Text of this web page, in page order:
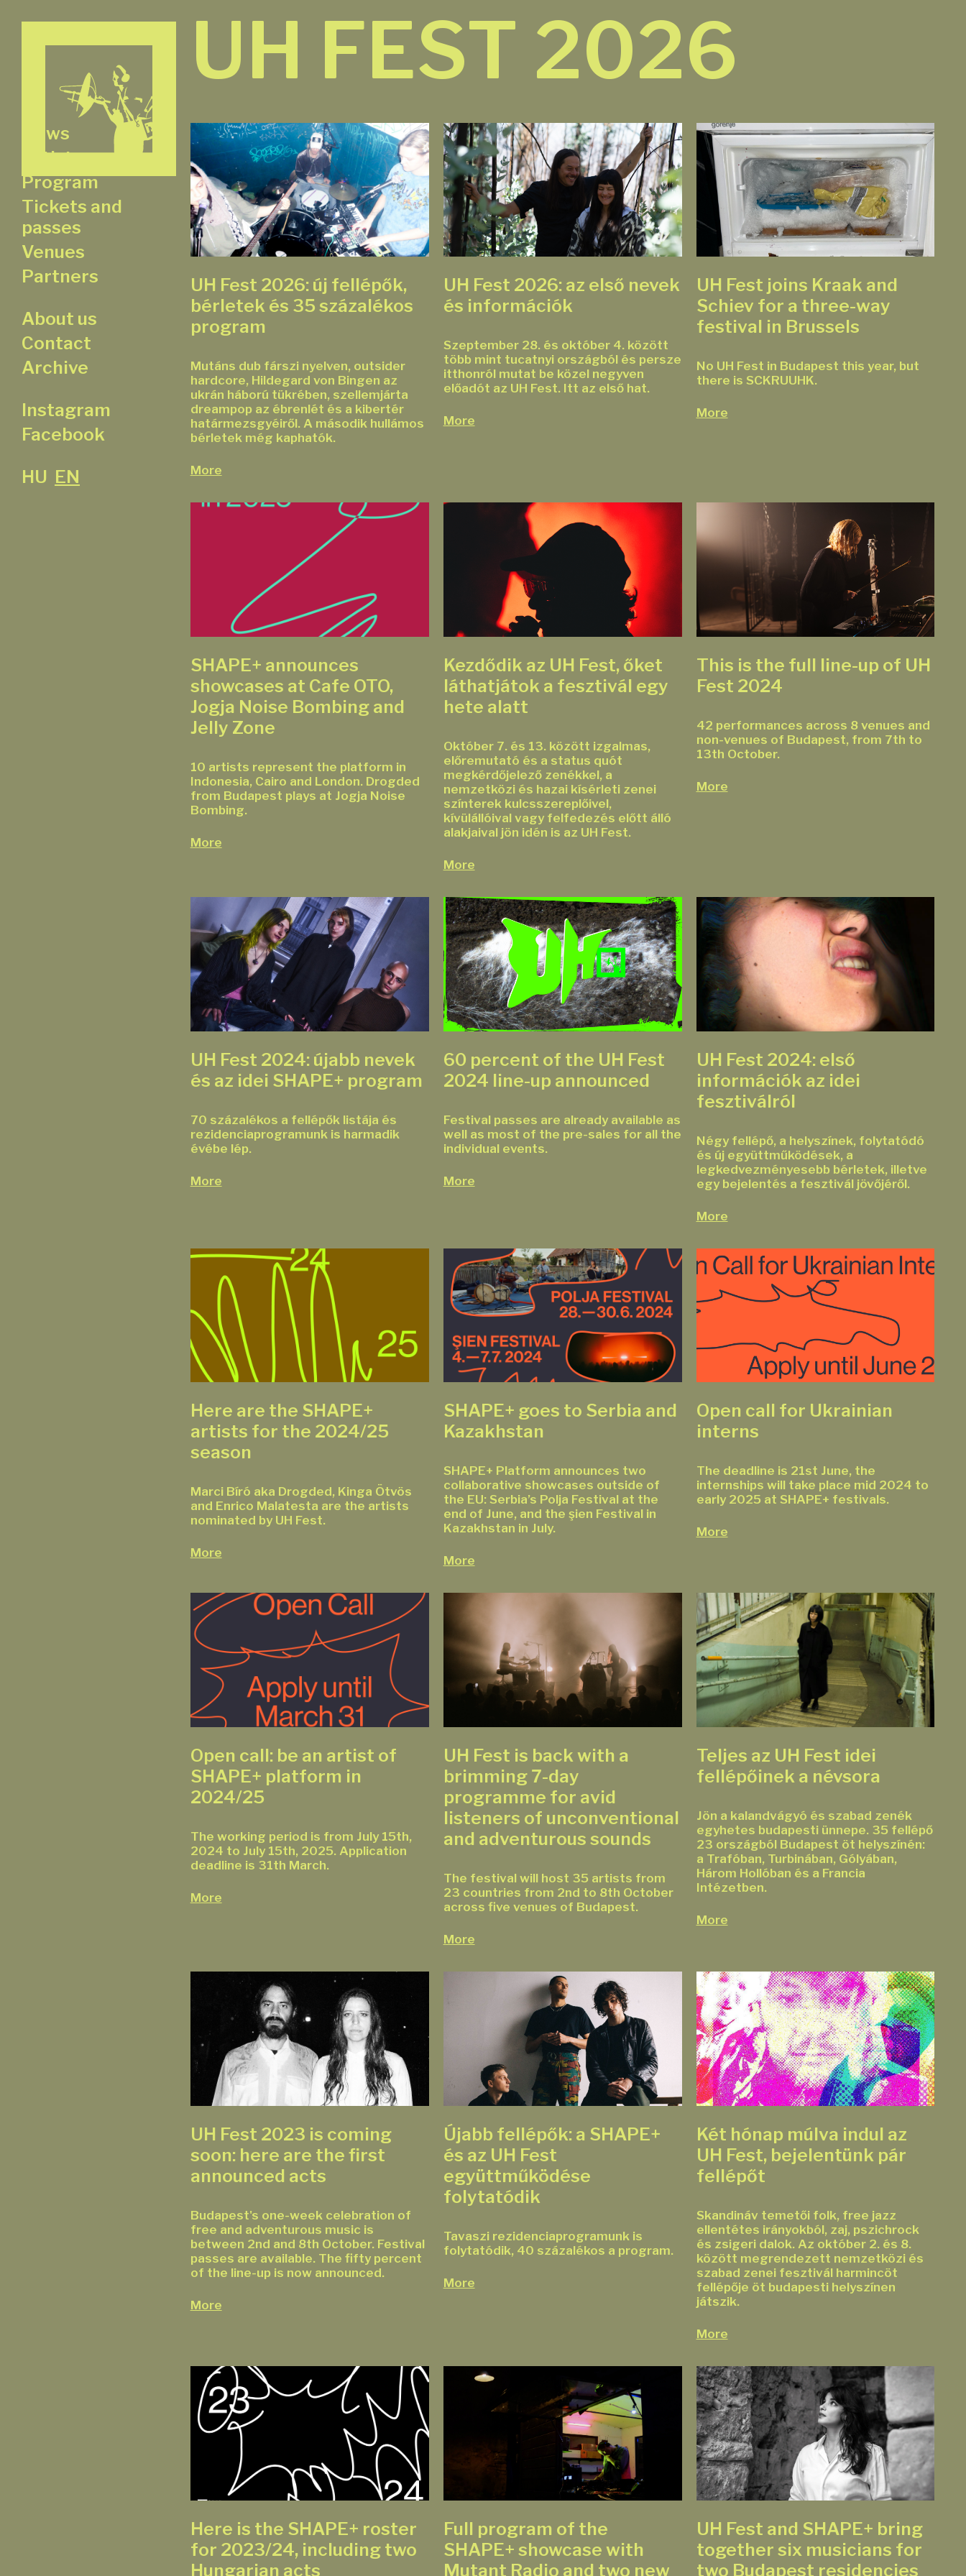
UH FEST 2026
News
Artists
Program
Tickets and
passes
Venues
Partners
About us
Contact
Archive
Instagram
Facebook
HU EN
UH Fest 2026: új fellépők,
bérletek és 35 százalékos
program
Mutáns dub fárszi nyelven, outsider
hardcore, Hildegard von Bingen az
ukrán háború tükrében, szellemjárta
dreampop az ébrenlét és a kibertér
határmezsgyéiről. A második hullámos
bérletek még kaphatók.
More
UH Fest 2026: az első nevek
és információk
Szeptember 28. és október 4. között
több mint tucatnyi országból és persze
itthonról mutat be közel negyven
előadót az UH Fest. Itt az első hat.
More
UH Fest joins Kraak and
Schiev for a three-way
festival in Brussels
No UH Fest in Budapest this year, but
there is SCKRUUHK.
More
SHAPE+ announces
showcases at Cafe OTO,
Jogja Noise Bombing and
Jelly Zone
10 artists represent the platform in
Indonesia, Cairo and London. Drogded
from Budapest plays at Jogja Noise
Bombing.
More
Kezdődik az UH Fest, őket
láthatjátok a fesztivál egy
hete alatt
Október 7. és 13. között izgalmas,
előremutató és a status quót
megkérdőjelező zenékkel, a
nemzetközi és hazai kísérleti zenei
színterek kulcsszereplőivel,
kívülállóival vagy felfedezés előtt álló
alakjaival jön idén is az UH Fest.
More
This is the full line-up of UH
Fest 2024
42 performances across 8 venues and
non-venues of Budapest, from 7th to
13th October.
More
UH Fest 2024: újabb nevek
és az idei SHAPE+ program
70 százalékos a fellépők listája és
rezidenciaprogramunk is harmadik
évébe lép.
More
60 percent of the UH Fest
2024 line-up announced
Festival passes are already available as
well as most of the pre-sales for all the
individual events.
More
UH Fest 2024: első
információk az idei
fesztiválról
Négy fellépő, a helyszínek, folytatódó
és új együttműködések, a
legkedvezményesebb bérletek, illetve
egy bejelentés a fesztivál jövőjéről.
More
Here are the SHAPE+
artists for the 2024/25
season
Marci Bíró aka Drogded, Kinga Ötvös
and Enrico Malatesta are the artists
nominated by UH Fest.
More
SHAPE+ goes to Serbia and
Kazakhstan
SHAPE+ Platform announces two
collaborative showcases outside of
the EU: Serbia’s Polja Festival at the
end of June, and the şien Festival in
Kazakhstan in July.
More
Open call for Ukrainian
interns
The deadline is 21st June, the
internships will take place mid 2024 to
early 2025 at SHAPE+ festivals.
More
Open call: be an artist of
SHAPE+ platform in
2024/25
The working period is from July 15th,
2024 to July 15th, 2025. Application
deadline is 31th March.
More
UH Fest is back with a
brimming 7-day
programme for avid
listeners of unconventional
and adventurous sounds
The festival will host 35 artists from
23 countries from 2nd to 8th October
across five venues of Budapest.
More
Teljes az UH Fest idei
fellépőinek a névsora
Jön a kalandvágyó és szabad zenék
egyhetes budapesti ünnepe. 35 fellépő
23 országból Budapest öt helyszínén:
a Trafóban, Turbinában, Gólyában,
Három Hollóban és a Francia
Intézetben.
More
UH Fest 2023 is coming
soon: here are the first
announced acts
Budapest's one-week celebration of
free and adventurous music is
between 2nd and 8th October. Festival
passes are available. The fifty percent
of the line-up is now announced.
More
Újabb fellépők: a SHAPE+
és az UH Fest
együttműködése
folytatódik
Tavaszi rezidenciaprogramunk is
folytatódik, 40 százalékos a program.
More
Két hónap múlva indul az
UH Fest, bejelentünk pár
fellépőt
Skandináv temetői folk, free jazz
ellentétes irányokból, zaj, pszichrock
és zsigeri dalok. Az október 2. és 8.
között megrendezett nemzetközi és
szabad zenei fesztivál harmincöt
fellépője öt budapesti helyszínen
játszik.
More
Here is the SHAPE+ roster
for 2023/24, including two
Hungarian acts
Full program of the
SHAPE+ showcase with
Mutant Radio and two new
UH Fest and SHAPE+ bring
together six musicians for
two Budapest residencies